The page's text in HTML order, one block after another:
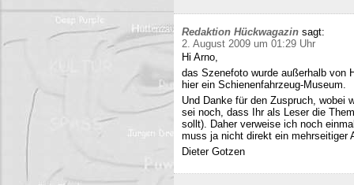
Redaktion Hückwagazin sagt:
2. August 2009 um 01:29 Uhr
Hi Arno,
das Szenefoto wurde außerhalb von
hier ein Schienenfahrzeug-Museum.
Und Danke für den Zuspruch, wobei
sei noch, dass Ihr als Leser die
sollt). Daher verweise ich noch
muss ja nicht direkt ein mehrseitiger
Dieter Gotzen